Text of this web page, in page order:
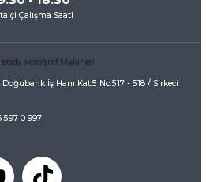
Çalışma Saati
İş Hanı Kat:5 No:517 - 518 / Sirkeci
597 0 997